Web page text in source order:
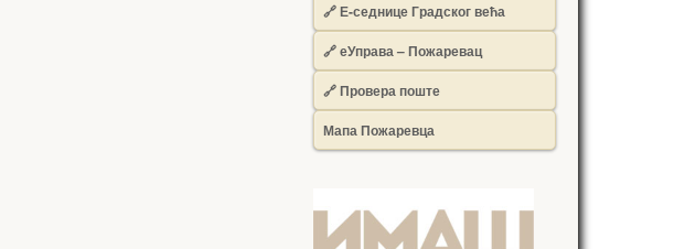
🔗 Е-седнице Градског већа
🔗 еУправа – Пожаревац
🔗 Провера поште
Мапа Пожаревца